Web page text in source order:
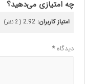
چه امتیازی می‌دهید؟
امتیاز کاربران:2.92
(
2 نظر)
دیدگاه*